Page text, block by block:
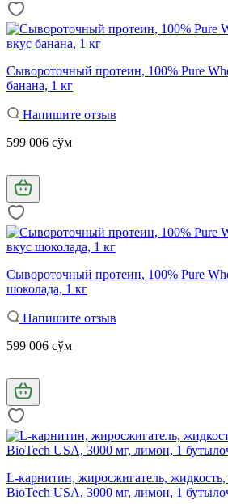
Сывороточный протеин, 100% Pure
банана, 1 кг
Напишите отзыв
599 006 сўм
Сывороточный протеин, 100% Pure
шоколада, 1 кг
Напишите отзыв
599 006 сўм
L-карнитин, жиросжигатель,
BioTech USA, 3000 мг, лимон, 1